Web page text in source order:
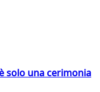
solo una cerimonia